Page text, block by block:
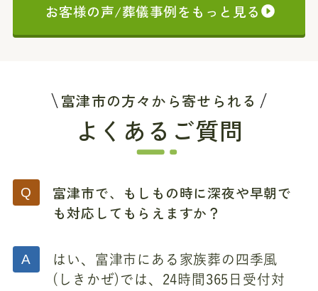
お客様の声/葬儀事例をもっと見る
富津市の方々から寄せられる
よくあるご質問
富津市で、もしもの時に深夜や早朝で
も対応してもらえますか？
はい、富津市にある家族葬の四季風
(しきかぜ)では、24時間365日受付対